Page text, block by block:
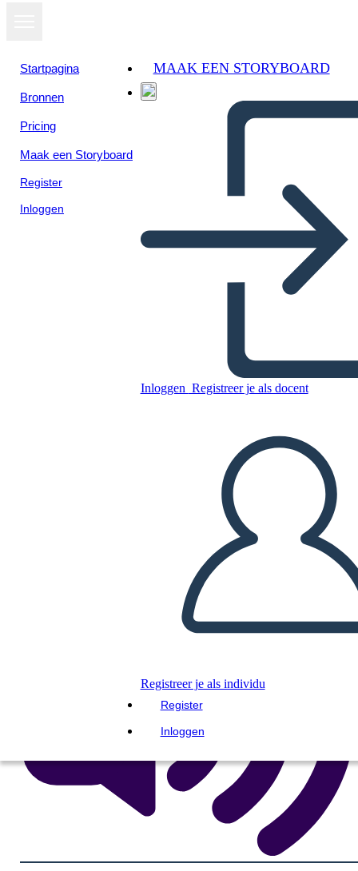
Startpagina
Bronnen
Pricing
Maak een Storyboard
Register
Inloggen
MAAK EEN STORYBOARD
Inloggen Registreer je als docent
Registreer je als individu
Register
Inloggen
Cronologia Della
Ricostruzione
Kopieer dit Storyboard
MAAK EEN STORYBOARD
DIAVOORSTELLING AFSPELEN
LEES MIJ VOOR